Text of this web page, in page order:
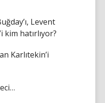
Levent
kim hatırlıyor?
Karlıtekin’i